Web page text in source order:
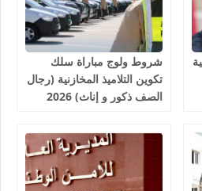
شروط ولوج مباراة سلك
تكوين التلاميذ المخازنية (رجال
الصف ذكور و إناث) 2026